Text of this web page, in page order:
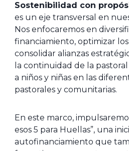
Sostenibilidad con
es un eje transversal en
Nos enfocaremos en
financiamiento, optimizar
consolidar alianzas
la continuidad de la
a niños y niñas en las
pastorales y comunitarias.
En este marco,
esos 5 para Huellas”, una
autofinanciamiento que